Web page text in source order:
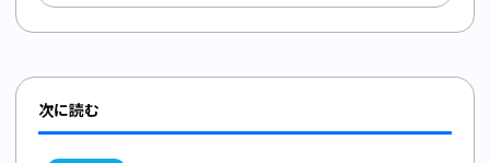
次に読む